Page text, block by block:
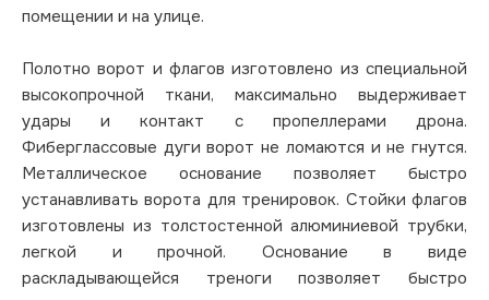
помещении и на улице.
Полотно ворот и флагов изготовлено из специальной
высокопрочной ткани, максимально выдерживает
удары и контакт с пропеллерами дрона.
Фиберглассовые дуги ворот не ломаются и не гнутся.
Металлическое основание позволяет быстро
устанавливать ворота для тренировок. Стойки флагов
изготовлены из толстостенной алюминиевой трубки,
легкой и прочной. Основание в виде
раскладывающейся треноги позволяет быстро